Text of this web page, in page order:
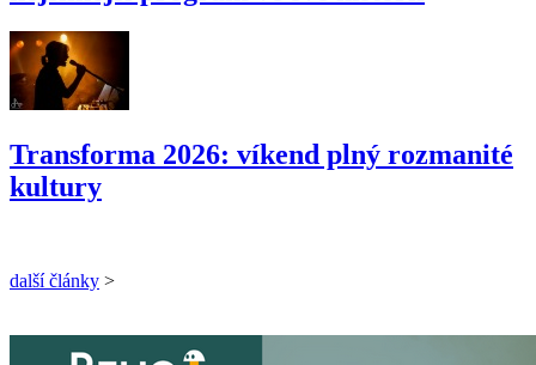
Transforma 2026: víkend plný rozmanité
kultury
další články >